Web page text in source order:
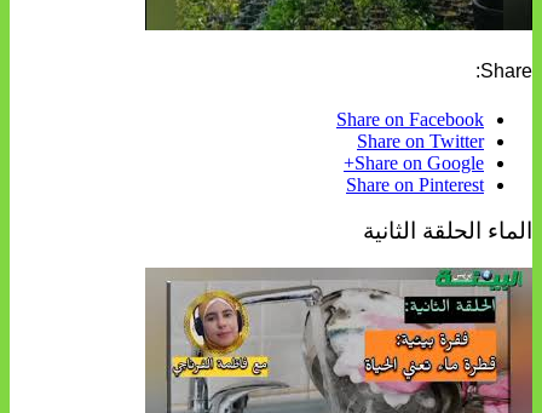
Share:
Share on Facebook
Share on Twitter
Share on Google+
Share on Pinterest
الماء الحلقة الثانية